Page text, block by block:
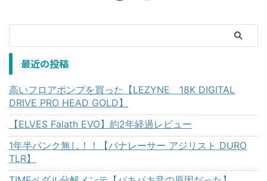
最近の投稿
高いフロアポンプを買った【LEZYNE 18K DIGITAL
DRIVE PRO HEAD GOLD】
【ELVES Falath EVO】約2年経過レビュー
1年半パンク無し！！【パナレーサー アジリスト DURO
TLR】